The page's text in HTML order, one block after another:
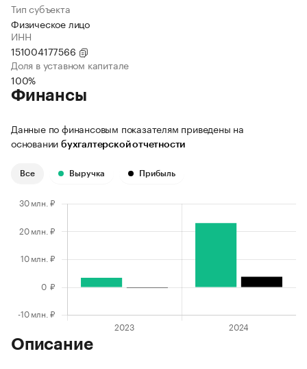
Тип субъекта
Физическое лицо
ИНН
151004177566
Доля в уставном капитале
100%
Финансы
Данные по финансовым показателям приведены на
основании бухгалтерской отчетности
Все Выручка Прибыль
Описание